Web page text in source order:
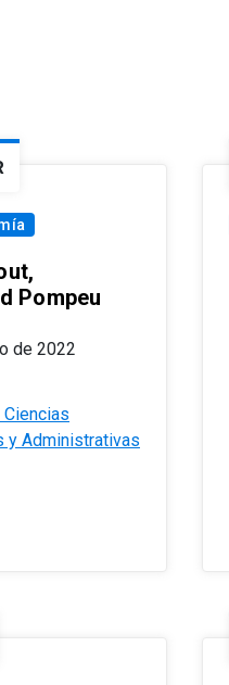
Pompeu
de 2022
Ciencias
y Administrativas